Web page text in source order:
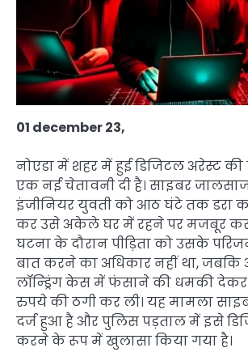
01 december 23,
नोएडा में शहर में हुई डिजिटल अरेस्ट
एक नई चेतावनी दी है। साइबर
इंजीनियर युवती को आठ घंटे तक डरा
कर उसे अकेले घर में रहने पर मजबूर कर
घटना के दौरान पीड़िता को उसके
बात करने का अधिकार नहीं था, जबकि
लॉन्ड्रिंग केस में फंसाने की धमकी देकर
रुपये की ठगी कर ली। यह मामला
दर्ज हुआ है और पुलिस पड़ताल में इसे
करने के रूप में खुलासा किया गया है।